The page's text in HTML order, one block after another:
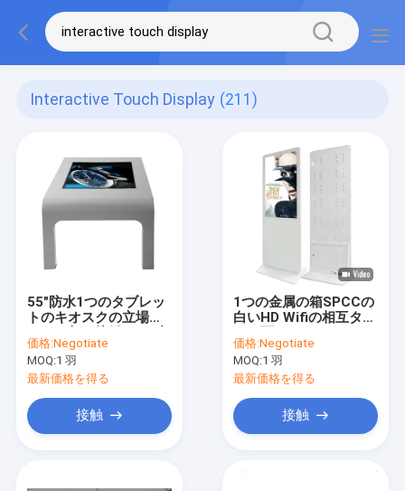
Interactive Touch Display (211)
55"防水1つのタブレッ
トのキオスクの立場
ルの多ポイントのすべ
て
価格:Negotiate
MOQ:1 羽
最新価格を得る
接触
1つの金属の箱SPCCの
白いHD Wifiの相互タッ
インチすべて
価格:Negotiate
MOQ:1 羽
最新価格を得る
接触